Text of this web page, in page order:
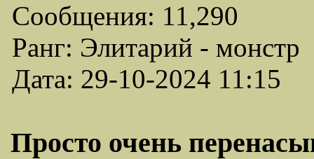
Сообщения: 11,290
Ранг: Элитарий - монстр
Дата: 29-10-2024 11:15
Просто очень